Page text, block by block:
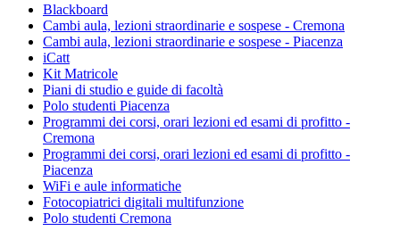
Blackboard
Cambi aula, lezioni straordinarie e sospese - Cremona
Cambi aula, lezioni straordinarie e sospese - Piacenza
iCatt
Kit Matricole
Piani di studio e guide di facoltà
Polo studenti Piacenza
Programmi dei corsi, orari lezioni ed esami di profitto -
Cremona
Programmi dei corsi, orari lezioni ed esami di profitto -
Piacenza
WiFi e aule informatiche
Fotocopiatrici digitali multifunzione
Polo studenti Cremona